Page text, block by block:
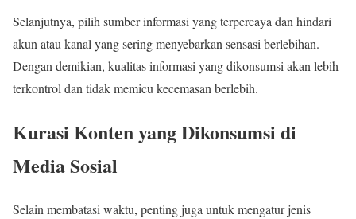
Selanjutnya, pilih sumber informasi yang terpercaya dan hindari
akun atau kanal yang sering menyebarkan sensasi berlebihan.
Dengan demikian, kualitas informasi yang dikonsumsi akan lebih
terkontrol dan tidak memicu kecemasan berlebih.
Kurasi Konten yang Dikonsumsi di
Media Sosial
Selain membatasi waktu, penting juga untuk mengatur jenis